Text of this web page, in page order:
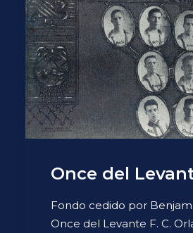
Once del
Fondo cedido por
Once del Levante F. C.